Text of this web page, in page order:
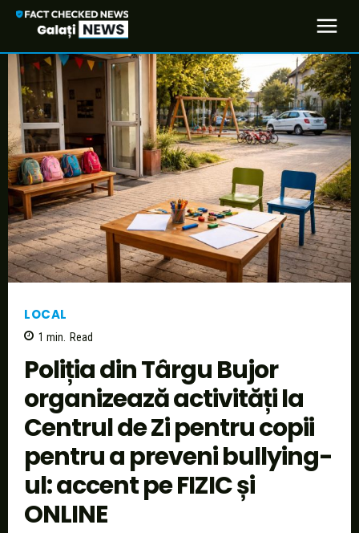
LOCAL
1 min. Read
Poliția din Târgu Bujor
organizează activități la
Centrul de Zi pentru copii
pentru a preveni bullying-
ul: accent pe FIZIC și
ONLINE